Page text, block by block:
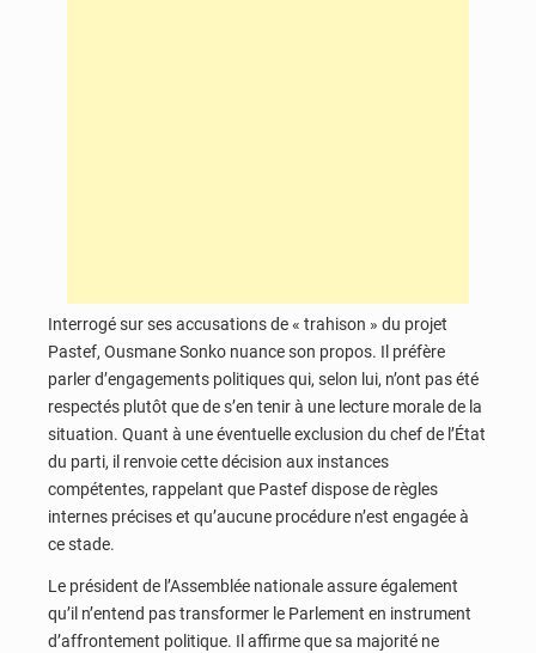
Interrogé sur ses accusations de « trahison » du projet
Pastef, Ousmane Sonko nuance son propos. Il préfère
parler d’engagements politiques qui, selon lui, n’ont pas été
respectés plutôt que de s’en tenir à une lecture morale de la
situation. Quant à une éventuelle exclusion du chef de l’État
du parti, il renvoie cette décision aux instances
compétentes, rappelant que Pastef dispose de règles
internes précises et qu’aucune procédure n’est engagée à
ce stade.
Le président de l’Assemblée nationale assure également
qu’il n’entend pas transformer le Parlement en instrument
d’affrontement politique. Il affirme que sa majorité ne